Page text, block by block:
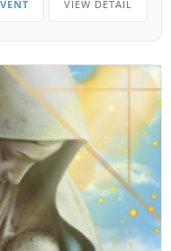
VIEW DETAIL